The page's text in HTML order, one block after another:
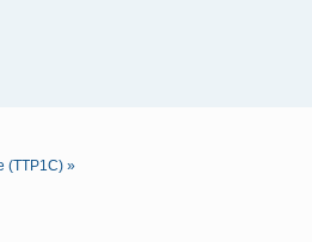
(TTP1C) »